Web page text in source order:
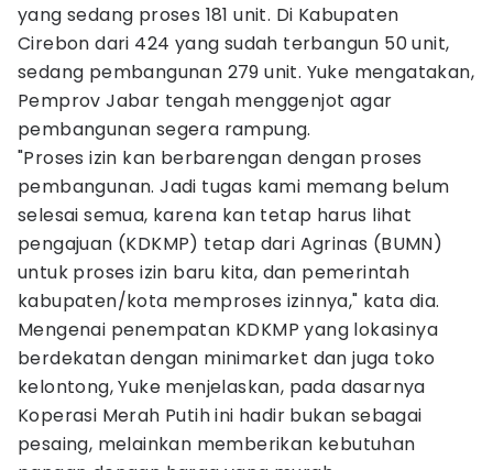
yang sedang proses 181 unit. Di Kabupaten
Cirebon dari 424 yang sudah terbangun 50 unit,
sedang pembangunan 279 unit. Yuke mengatakan,
Pemprov Jabar tengah menggenjot agar
pembangunan segera rampung.
"Proses izin kan berbarengan dengan proses
pembangunan. Jadi tugas kami memang belum
selesai semua, karena kan tetap harus lihat
pengajuan (KDKMP) tetap dari Agrinas (BUMN)
untuk proses izin baru kita, dan pemerintah
kabupaten/kota memproses izinnya," kata dia.
Mengenai penempatan KDKMP yang lokasinya
berdekatan dengan minimarket dan juga toko
kelontong, Yuke menjelaskan, pada dasarnya
Koperasi Merah Putih ini hadir bukan sebagai
pesaing, melainkan memberikan kebutuhan